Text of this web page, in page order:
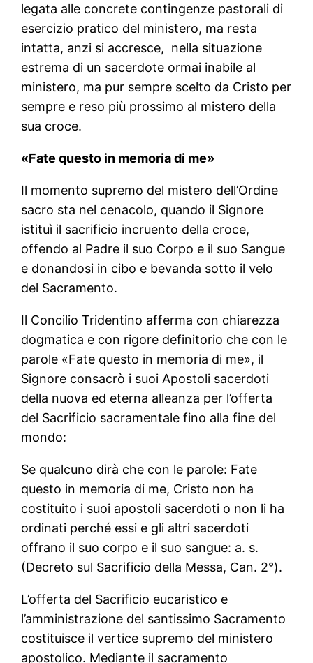
legata alle concrete contingenze pastorali di
esercizio pratico del ministero, ma resta
intatta, anzi si accresce, nella situazione
estrema di un sacerdote ormai inabile al
ministero, ma pur sempre scelto da Cristo per
sempre e reso più prossimo al mistero della
sua croce.
«Fate questo in memoria di me»
Il momento supremo del mistero dell’Ordine
sacro sta nel cenacolo, quando il Signore
istituì il sacrificio incruento della croce,
offendo al Padre il suo Corpo e il suo Sangue
e donandosi in cibo e bevanda sotto il velo
del Sacramento.
Il Concilio Tridentino afferma con chiarezza
dogmatica e con rigore definitorio che con le
parole «Fate questo in memoria di me», il
Signore consacrò i suoi Apostoli sacerdoti
della nuova ed eterna alleanza per l’offerta
del Sacrificio sacramentale fino alla fine del
mondo:
Se qualcuno dirà che con le parole: Fate
questo in memoria di me, Cristo non ha
costituito i suoi apostoli sacerdoti o non li ha
ordinati perché essi e gli altri sacerdoti
offrano il suo corpo e il suo sangue: a. s.
(Decreto sul Sacrificio della Messa, Can. 2°).
L’offerta del Sacrificio eucaristico e
l’amministrazione del santissimo Sacramento
costituisce il vertice supremo del ministero
apostolico. Mediante il sacramento